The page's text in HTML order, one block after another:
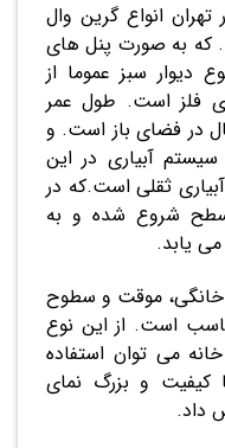
تهران انواع گرین وال
که به صورت پنل های
دیوار سبز عموما از
فلز است. طول عمر
مقاومت آنها بین ۱ تا ۳ سال در فضای باز است. و
سیستم آبیاری در این
ثقلی است.که در
سطح شروع شده و به
یابد.
خانگی، موقت و سطوح
متر * ۲ متر) مناسب است. از این نوع
می توان استفاده
و بزرگ نمای
داد.